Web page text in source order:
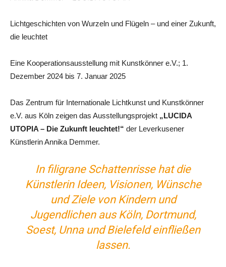
Lichtgeschichten von Wurzeln und Flügeln – und einer Zukunft,
die leuchtet
Eine Kooperationsausstellung mit Kunstkönner e.V.; 1.
Dezember 2024 bis 7. Januar 2025
Das Zentrum für Internationale Lichtkunst und Kunstkönner
e.V. aus Köln zeigen das Ausstellungsprojekt „LUCIDA
UTOPIA – Die Zukunft leuchtet!“ der Leverkusener
Künstlerin Annika Demmer.
In filigrane Schattenrisse hat die
Künstlerin Ideen, Visionen, Wünsche
und Ziele von Kindern und
Jugendlichen aus Köln, Dortmund,
Soest, Unna und Bielefeld einfließen
lassen.